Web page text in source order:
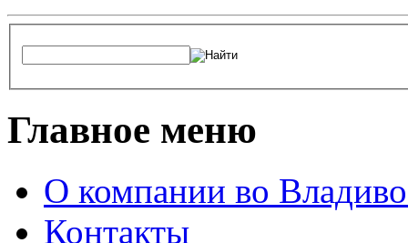
Главное меню
О компании во
Контакты